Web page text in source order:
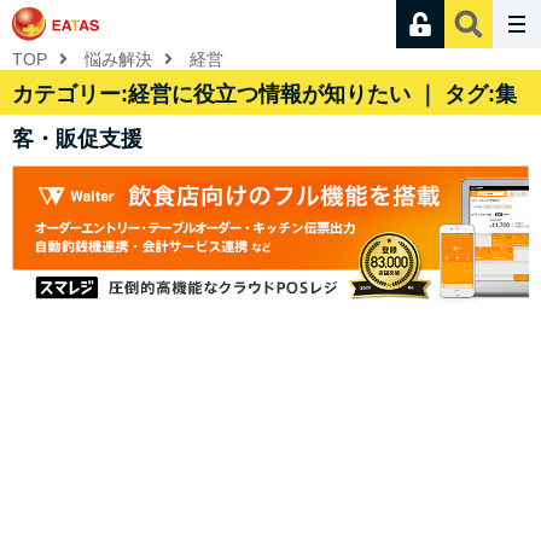
TOP 悩み解決 経営
カテゴリー:経営に役立つ情報が知りたい ｜ タグ:集
客・販促支援